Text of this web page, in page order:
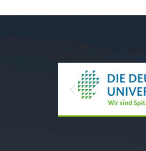
Previous